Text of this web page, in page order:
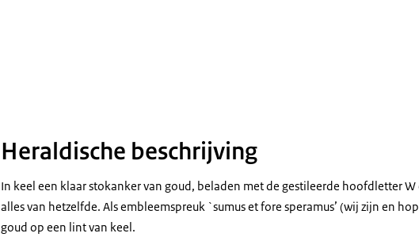
Heraldische beschrijving
In keel een klaar stokanker van goud, beladen met de gestileerde hoofdletter
alles van hetzelfde. Als embleemspreuk `sumus et fore speramus’ (wij zijn en
goud op een lint van keel.